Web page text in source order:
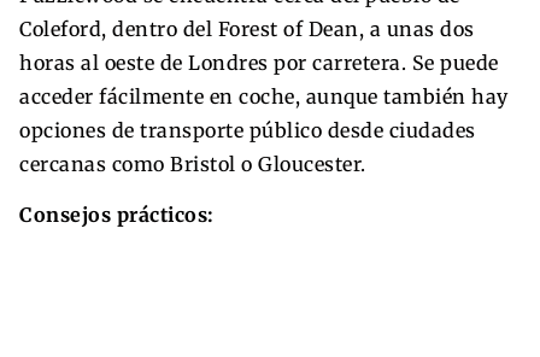
Coleford, dentro del Forest of Dean, a unas dos
horas al oeste de Londres por carretera. Se puede
acceder fácilmente en coche, aunque también hay
opciones de transporte público desde ciudades
cercanas como Bristol o Gloucester.
Consejos prácticos: